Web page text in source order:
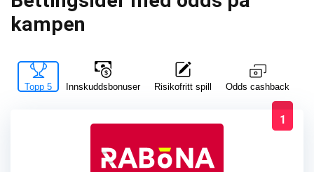
kampen
Topp 5 Innskuddsbonuser Risikofritt spill Odds cashback
1